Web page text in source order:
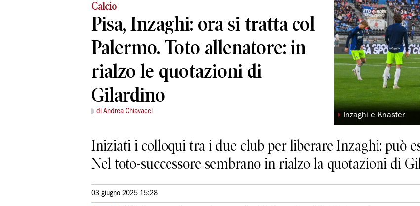
Calcio
Pisa, Inzaghi: ora si tratta col
Palermo. Toto allenatore: in
rialzo le quotazioni di
Gilardino
di Andrea Chiavacci
◗ Inzaghi e Knaster
Iniziati i colloqui tra i due club per liberare Inzaghi: può
Nel toto-successore sembrano in rialzo la quotazioni di
03 giugno 2025 15:28